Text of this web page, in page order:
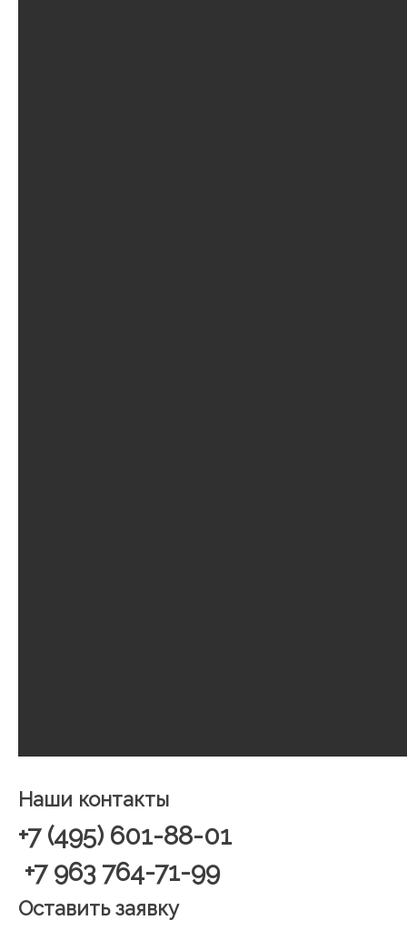
Наши контакты
+7 (495) 601-88-01
+7 963 764-71-99
Оставить заявку